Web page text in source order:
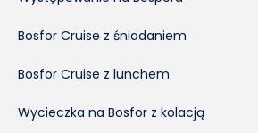
Bosfor Cruise z śniadaniem
Bosfor Cruise z lunchem
Wycieczka na Bosfor z kolacją